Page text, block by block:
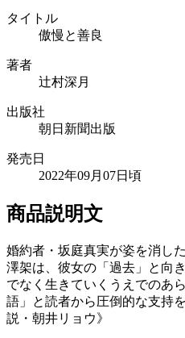
タイトル
傲慢と善良
著者
辻村深月
出版社
朝日新聞出版
発売日
2022年09月07日頃
商品説明文
婚約者・坂庭真実が姿を消し
澤架は、彼女の「過去」と向
でなく生きていくうえでのあ
語」と読者から圧倒的な支持
説・朝井リョウ》